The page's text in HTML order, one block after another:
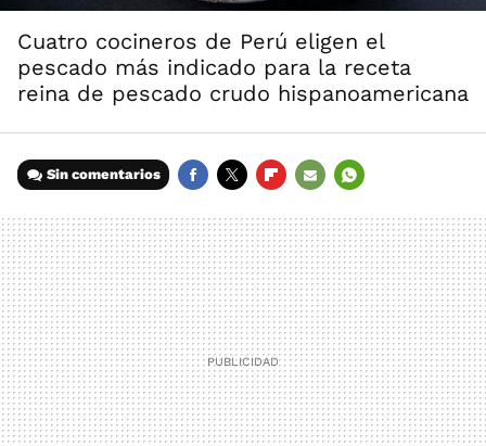
Cuatro cocineros de Perú eligen el
pescado más indicado para la receta
reina de pescado crudo hispanoamericana
Sin comentarios
MAIL